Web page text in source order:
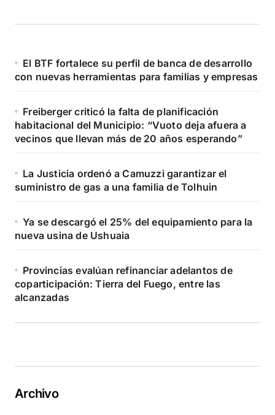
El BTF fortalece su perfil de banca de desarrollo
con nuevas herramientas para familias y empresas
Freiberger criticó la falta de planificación
habitacional del Municipio: “Vuoto deja afuera a
vecinos que llevan más de 20 años esperando”
La Justicia ordenó a Camuzzi garantizar el
suministro de gas a una familia de Tolhuin
Ya se descargó el 25% del equipamiento para la
nueva usina de Ushuaia
Provincias evalúan refinanciar adelantos de
coparticipación: Tierra del Fuego, entre las
alcanzadas
Archivo